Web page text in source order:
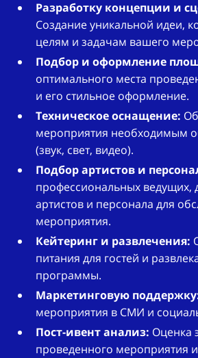
Разработку концепции и
Создание уникальной идеи,
целям и задачам вашего
Подбор и оформление
оптимального места
и его стильное оформление.
Техническое оснащение:
мероприятия необходимым
(звук, свет, видео).
Подбор артистов и
профессиональных ведущих,
артистов и персонала для
мероприятия.
Кейтеринг и развлечения:
питания для гостей и
программы.
Маркетинговую
мероприятия в СМИ и
Пост-ивент анализ: Оценка
проведенного мероприятия